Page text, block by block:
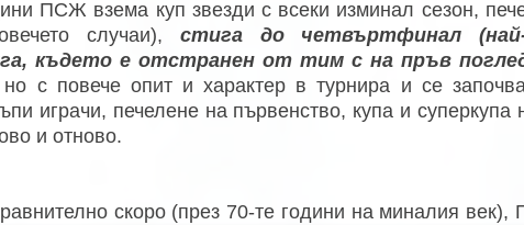
ПСЖ взема куп звезди с всеки изминал сезон,
случаи), стига до четвъртфинал
където е отстранен от тим с на пръв
с повече опит и характер в турнира и се
играчи, печелене на първенство, купа и суперкупа
и отново.
скоро (през 70-те години на миналия